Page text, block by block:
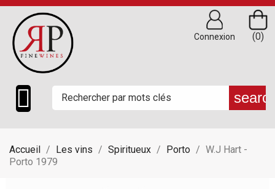

(0)
Connexion
Accueil Les vins Spiritueux Porto
W.J Hart -
Porto 1979